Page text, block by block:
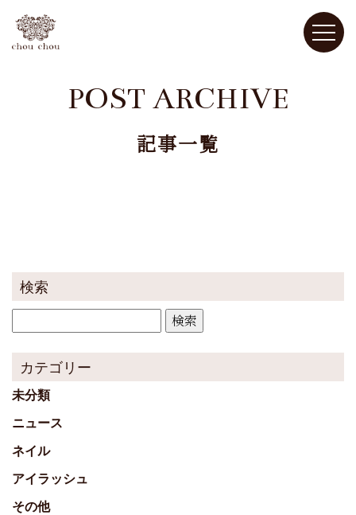
POST ARCHIVE
記事一覧
検索
索:
カテゴリー
未分類
ニュース
ネイル
アイラッシュ
その他